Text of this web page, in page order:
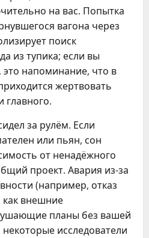
на вас. Попытка
вагона через
поиск
из тупика; если вы
напоминание, что в
жертвовать
главного.
за рулём. Если
или пьян, сон
от ненадёжного
проект. Авария из-за
(например, отказ
как внешние
планы без вашей
исследователи